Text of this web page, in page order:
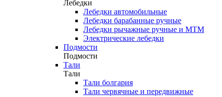
Лебедки
Лебедки автомобильные
Лебедки барабанные ручные
Лебедки рычажные ручные и МТМ
Электрические лебедки
Подмости
Подмости
Тали
Тали
Тали болгария
Тали червячные и передвижные